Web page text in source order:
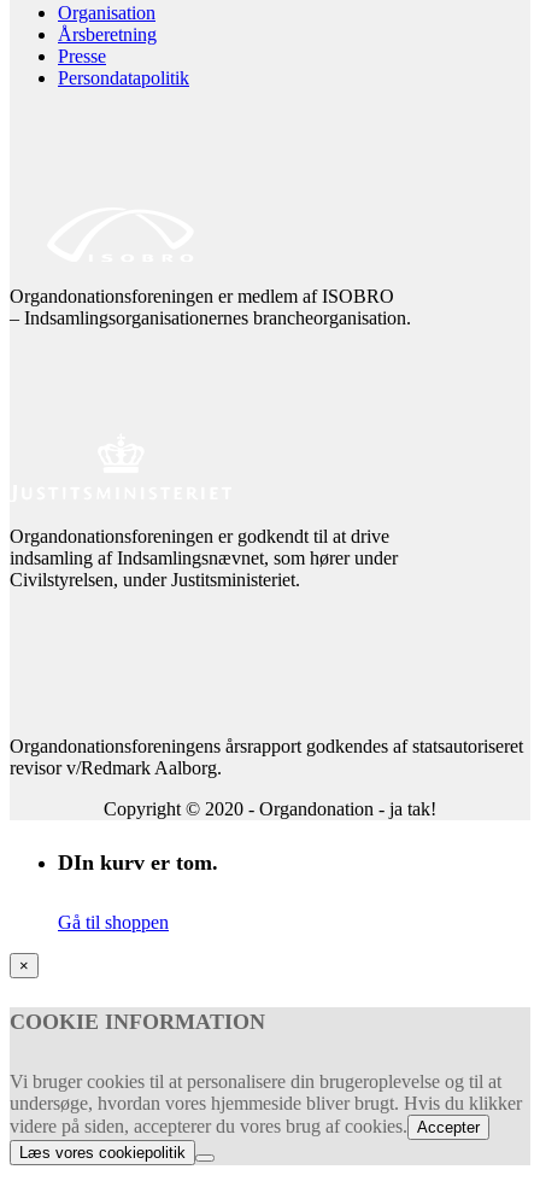
Organisation
Årsberetning
Presse
Persondatapolitik
Organdonationsforeningen er medlem af ISOBRO
– Indsamlingsorganisationernes brancheorganisation.
Organdonationsforeningen er godkendt til at drive
indsamling af Indsamlingsnævnet, som hører under
Civilstyrelsen, under Justitsministeriet.
Organdonationsforeningens årsrapport godkendes af statsautoriseret
revisor v/Redmark Aalborg.
Copyright © 2020 - Organdonation - ja tak!
DIn kurv er tom.
Gå til shoppen
×
COOKIE INFORMATION
Vi bruger cookies til at personalisere din brugeroplevelse og til at
undersøge, hvordan vores hjemmeside bliver brugt. Hvis du klikker
videre på siden, accepterer du vores brug af cookies. Accepter
Læs vores cookiepolitik